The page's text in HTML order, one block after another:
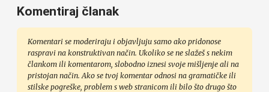
Komentiraj članak
Komentari se moderiraju i objavljuju samo ako pridonose
raspravi na konstruktivan način. Ukoliko se ne slažeš s nekim
člankom ili komentarom, slobodno iznesi svoje mišljenje ali na
pristojan način. Ako se tvoj komentar odnosi na gramatičke ili
stilske pogreške, problem s web stranicom ili bilo što drugo što